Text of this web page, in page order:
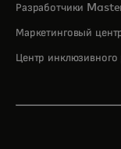
Разработчики
Маркетинговый
Центр инклюзивного